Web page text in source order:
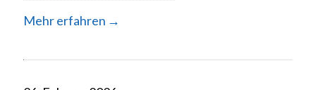
Mehr erfahren